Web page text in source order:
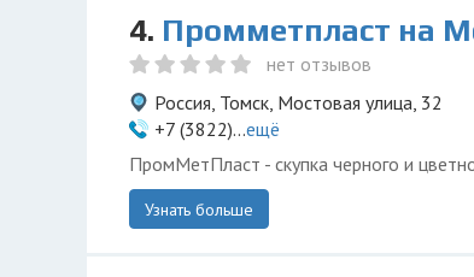
4. Промметпласт на
нет отзывов
Россия, Томск, Мостовая улица, 32
+7 (3822)...ещё
ПромМетПласт - скупка черного и
Узнать больше